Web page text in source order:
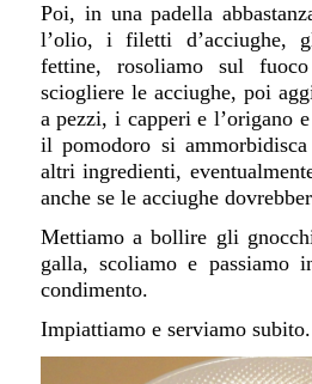
Poi, in una padella
l’olio, i filetti d’acciughe,
fettine, rosoliamo sul
sciogliere le acciughe, poi
a pezzi, i capperi e l’origano
il pomodoro si
altri ingredienti,
anche se le acciughe
Mettiamo a bollire gli
galla, scoliamo e passiamo
condimento.
Impiattiamo e serviamo subito.